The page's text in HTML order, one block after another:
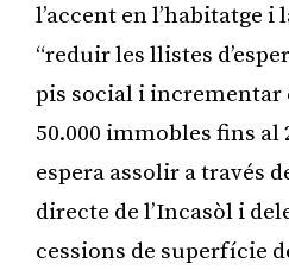
l’accent en l’habitatge i
“reduir les llistes
pis social i incrementar
50.000 immobles fins al
espera assolir a través
directe de l’Incasòl i
cessions de superfície